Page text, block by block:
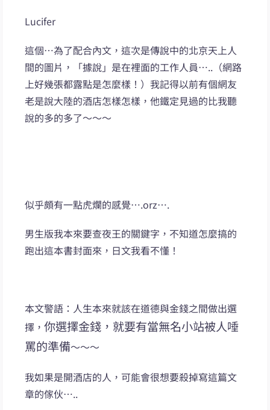
Lucifer
這個…為了配合內文，這次是傳說中的北京天上人
間的圖片，「據說」是在裡面的工作人員…..（網路
上好幾張都露點是怎麼樣！）我記得以前有個網友
老是說大陸的酒店怎樣怎樣，他鐵定見過的比我聽
說的多的多了～～～
似乎頗有一點虎爛的感覺….orz….
男生版我本來要查夜王的關鍵字，不知道怎麼搞的
跑出這本書封面來，日文我看不懂！